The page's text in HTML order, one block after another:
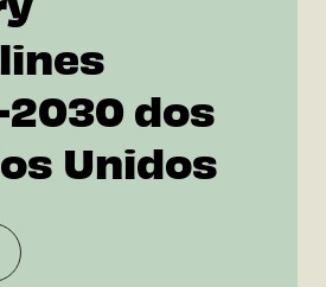
dos
Unidos